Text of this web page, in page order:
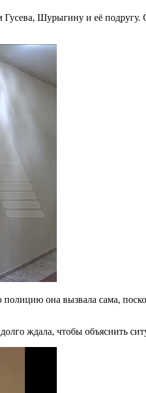
Шурыгину и её
она вызвала сама,
ждала, чтобы объяснить